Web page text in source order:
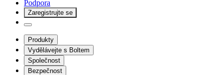
Podpora
Zaregistrujte se
Produkty
Vydělávejte s Boltem
Společnost
Bezpečnost